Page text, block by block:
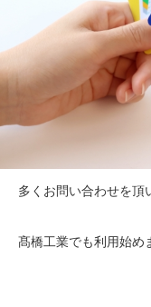
多くお問い合わせを頂
髙橋工業でも利用始め